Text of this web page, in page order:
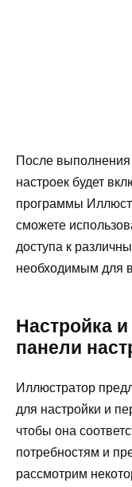
После выполнения
настроек будет
программы
сможете
доступа к
необходимым для
Настройка
панели
Иллюстратор
для настройки и
чтобы она
потребностям и
рассмотрим